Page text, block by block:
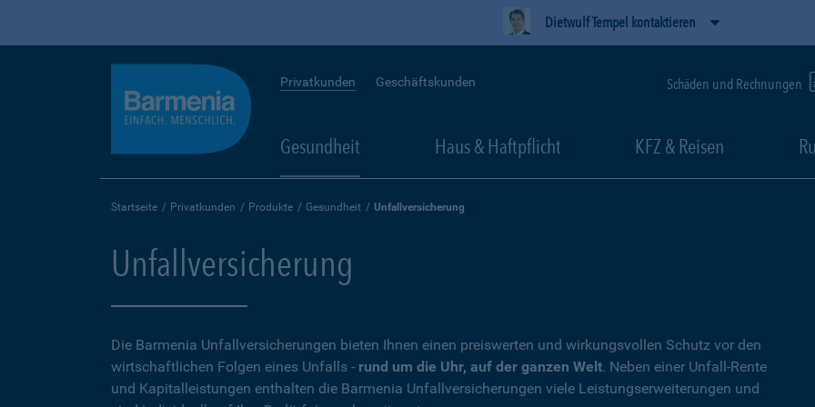
Dietwulf Tempel kontaktieren
Privatkunden Geschäftskunden Schäden und Rechnungen
Gesundheit Haus & Haftpflicht KFZ & Reisen
Startseite Privatkunden Produkte Gesundheit Unfallversicherung
Unfallversicherung
Die Barmenia Unfallversicherungen bieten Ihnen einen preiswerten und wirkungsvollen Schutz vor den
wirtschaftlichen Folgen eines Unfalls - rund um die Uhr, auf der ganzen Welt. Neben einer Unfall-Rente
und Kapitalleistungen enthalten die Barmenia Unfallversicherungen viele Leistungserweiterungen und